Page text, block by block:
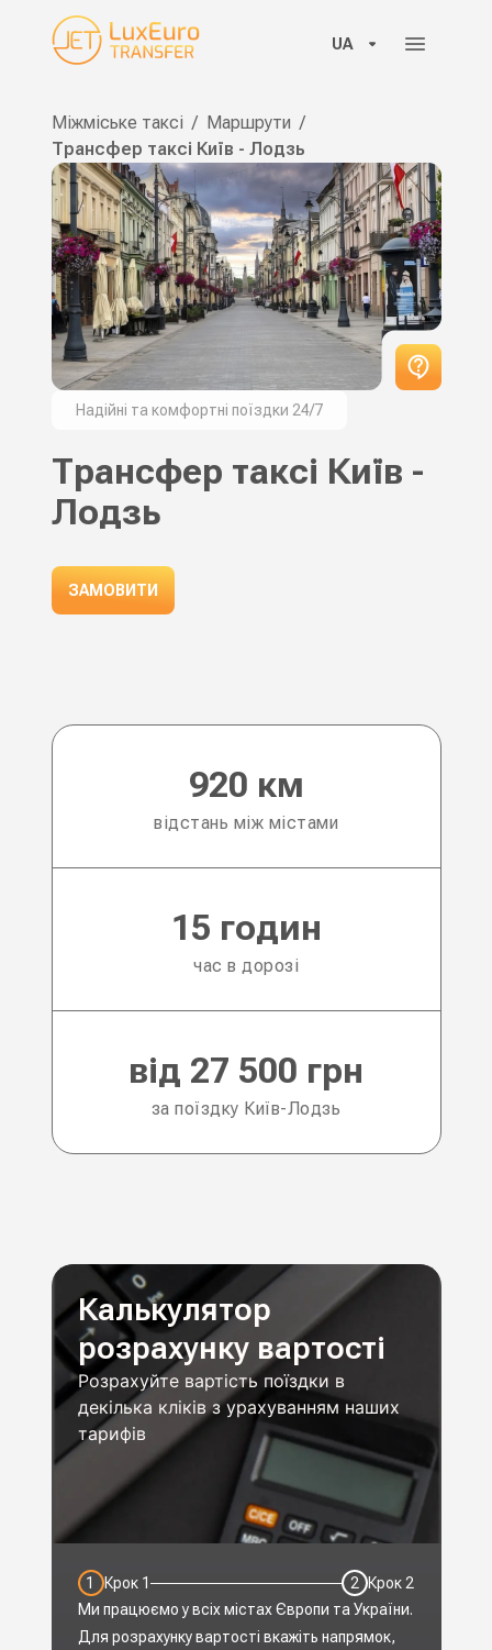
UA
Міжміське таксі / Маршрути /
Трансфер таксі Київ - Лодзь
Надійні та комфортні поїздки 24/7
Трансфер таксі Київ -
Лодзь
ЗАМОВИТИ
відстань між містами
920 км
час в дорозі
15 годин
за поїздку Київ-Лодзь
від 27 500 грн
Калькулятор
розрахунку вартості
Розрахуйте вартість поїздки в
декілька кліків з урахуванням наших
тарифів
1 Крок1 2 Крок 2
Ми працюємо у всіх містах Європи та України.
Для розрахунку вартості вкажіть напрямок,